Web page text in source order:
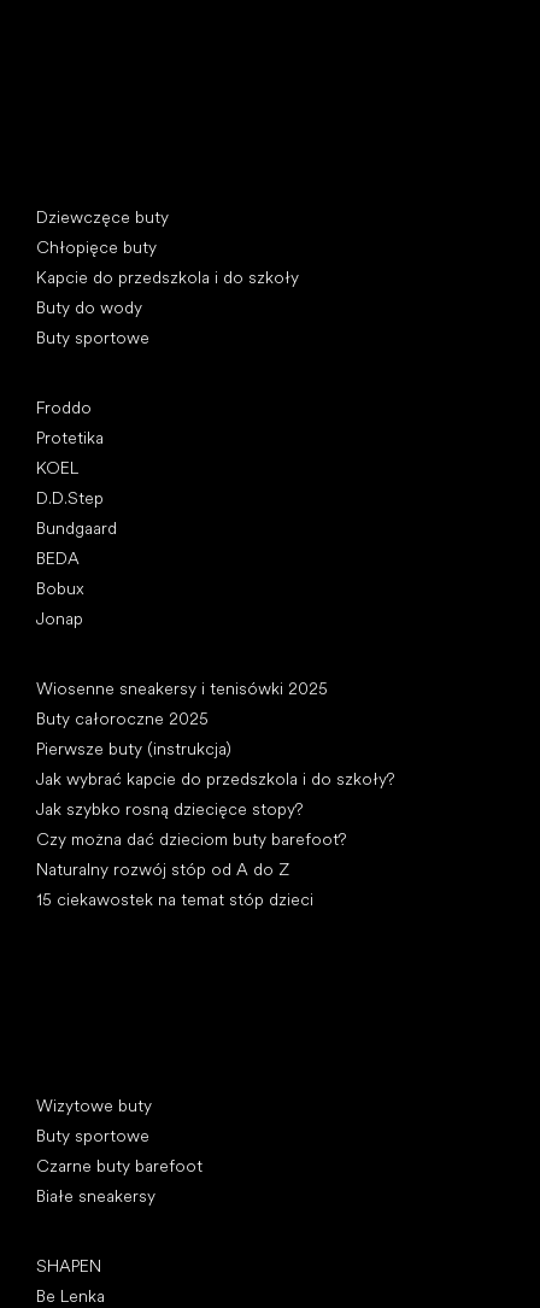
Dziewczęce buty
Chłopięce buty
Kapcie do przedszkola i do szkoły
Buty do wody
Buty sportowe
Froddo
Protetika
KOEL
D.D.Step
Bundgaard
BEDA
Bobux
Jonap
Wiosenne sneakersy i tenisówki 2025
Buty całoroczne 2025
Pierwsze buty (instrukcja)
Jak wybrać kapcie do przedszkola i do szkoły?
Jak szybko rosną dziecięce stopy?
Czy można dać dzieciom buty barefoot?
Naturalny rozwój stóp od A do Z
15 ciekawostek na temat stóp dzieci
Wizytowe buty
Buty sportowe
Czarne buty barefoot
Białe sneakersy
SHAPEN
Be Lenka